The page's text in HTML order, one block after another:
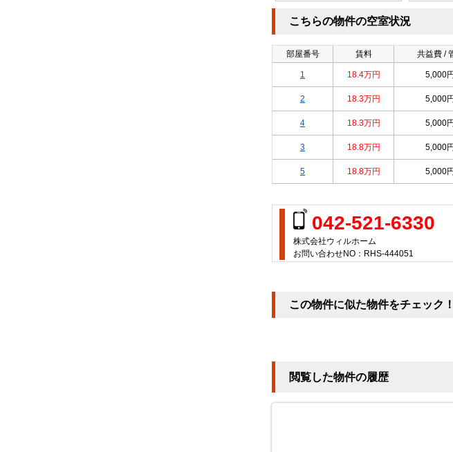
こちらの物件の空室状況
部屋番号 賃料 共益費 /
1 18.4万円 5,000
2 18.3万円 5,000
4 18.3万円 5,000
3 18.8万円 5,000
5 18.8万円 5,000
042-521-6330
株式会社ウィルホーム
お問い合わせNO：RHS-444051
この物件に似た物件をチェック！
閲覧した物件の履歴